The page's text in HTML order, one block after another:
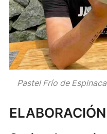
Pastel Frío de
ELABORACIÓN